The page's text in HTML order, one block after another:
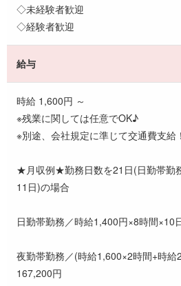
◇未経験者歓迎
◇経験者歓迎
給与
時給 1,600円 ～
※残業に関しては任意でOK♪
※別途、会社規定に準じて交通費支給！
★月収例★勤務日数を21日(日勤帯勤
11日)の場合
日勤帯勤務／時給1,400円×8時間×10
夜勤帯勤務／(時給1,600×2時間+時給
167,200円